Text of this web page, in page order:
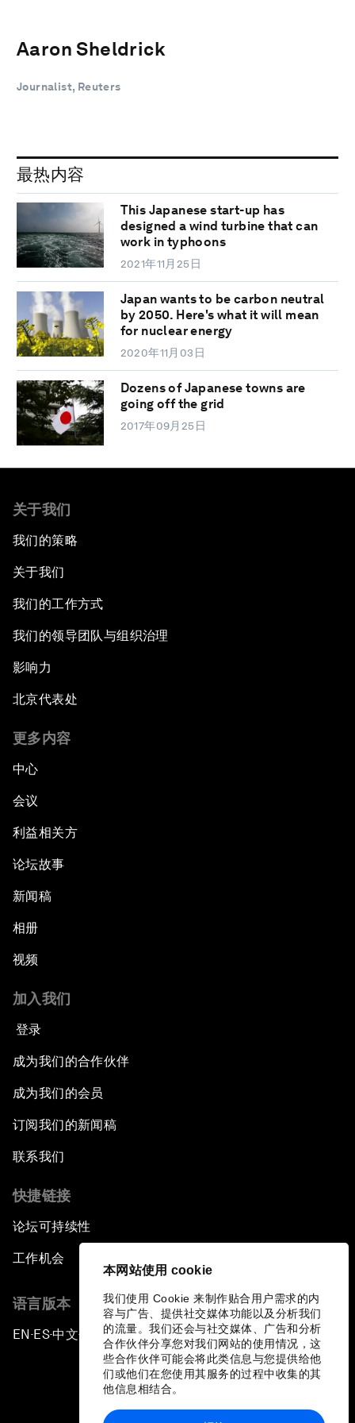
本网站使用 cookie
我们使用 Cookie 来制作贴合用户需求的内
容与广告、提供社交媒体功能以及分析我们
的流量。我们还会与社交媒体、广告和分析
合作伙伴分享您对我们网站的使用情况，这
些合作伙伴可能会将此类信息与您提供给他
们或他们在您使用其服务的过程中收集的其
他信息相结合。
Aaron Sheldrick
Journalist, Reuters
最热内容
This Japanese start-up has
designed a wind turbine that can
work in typhoons
2021年11月25日
Japan wants to be carbon neutral
by 2050. Here's what it will mean
for nuclear energy
2020年11月03日
Dozens of Japanese towns are
going off the grid
2017年09月25日
关于我们
我们的策略
关于我们
我们的工作方式
我们的领导团队与组织治理
影响力
北京代表处
更多内容
中心
会议
利益相关方
论坛故事
新闻稿
相册
视频
加入我们
登录
成为我们的合作伙伴
成为我们的会员
订阅我们的新闻稿
联系我们
快捷链接
论坛可持续性
工作机会
语言版本
EN ▪ES▪中文▪ 日本語